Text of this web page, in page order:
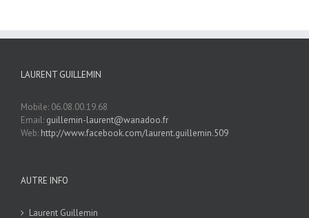
LAURENT GUILLEMIN
Mobile: 06.08.00.19.68
Email: guillemin-laurent@wanadoo.fr
Web: http://www.facebook.com/laurent.guillemin.509
AUTRE INFO
Laurent Guillemin